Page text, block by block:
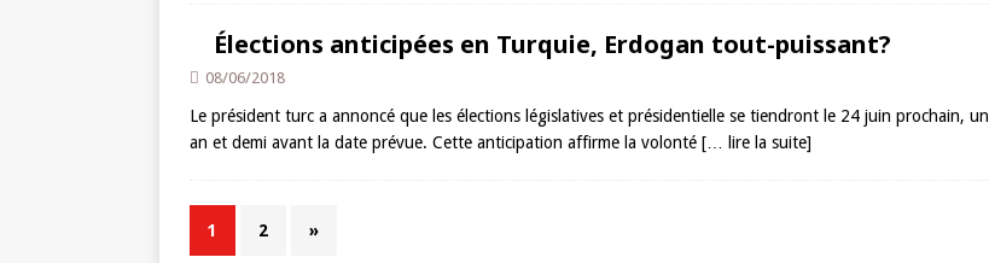
Élections anticipées en Turquie, Erdogan tout-puissant?
08/06/2018
Le président turc a annoncé que les élections législatives et présidentielle se tiendront le 24 juin prochain, un
an et demi avant la date prévue. Cette anticipation affirme la volonté [… lire la suite]
1 2 »